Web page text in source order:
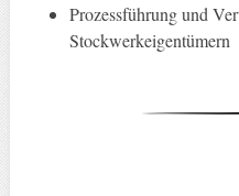
Prozessführung und
Stockwerkeigentümern